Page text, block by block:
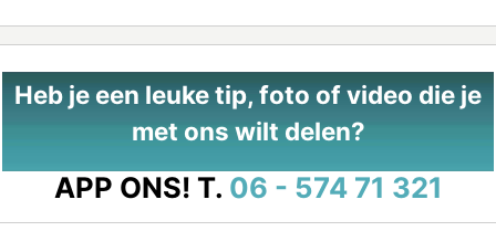
Heb je een leuke tip, foto of video die je
met ons wilt delen?
APP ONS! T. 06 - 574 71 321